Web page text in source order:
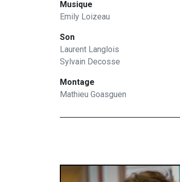
Musique
Emily Loizeau
Son
Laurent Langlois
Sylvain Decosse
Montage
Mathieu Goasguen